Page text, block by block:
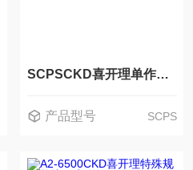
SCPSCKD喜开理单作用・加压伸出/缩回笔形气缸
产品型号 SCPS